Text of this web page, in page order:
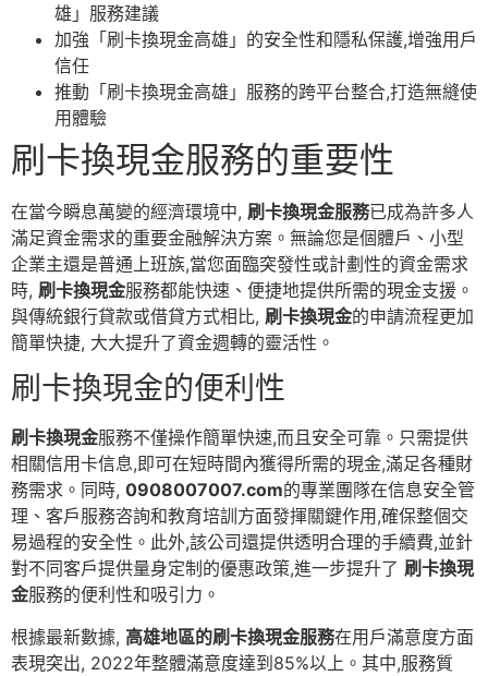
雄」服務建議
加強「刷卡換現金高雄」的安全性和隱私保護,增強用戶
信任
推動「刷卡換現金高雄」服務的跨平台整合,打造無縫使
用體驗
刷卡換現金服務的重要性
在當今瞬息萬變的經濟環境中, 刷卡換現金服務已成為許多人
滿足資金需求的重要金融解決方案。無論您是個體戶、小型
企業主還是普通上班族,當您面臨突發性或計劃性的資金需求
時, 刷卡換現金服務都能快速、便捷地提供所需的現金支援。
與傳統銀行貸款或借貸方式相比, 刷卡換現金的申請流程更加
簡單快捷, 大大提升了資金週轉的靈活性。
刷卡換現金的便利性
刷卡換現金服務不僅操作簡單快速,而且安全可靠。只需提供
相關信用卡信息,即可在短時間內獲得所需的現金,滿足各種財
務需求。同時, 0908007007.com的專業團隊在信息安全管
理、客戶服務咨詢和教育培訓方面發揮關鍵作用,確保整個交
易過程的安全性。此外,該公司還提供透明合理的手續費,並針
對不同客戶提供量身定制的優惠政策,進一步提升了 刷卡換現
金服務的便利性和吸引力。
根據最新數據, 高雄地區的刷卡換現金服務在用戶滿意度方面
表現突出, 2022年整體滿意度達到85%以上。其中,服務質